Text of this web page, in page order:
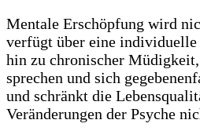
Mentale Erschöpfung wird
verfügt über eine individuelle
hin zu chronischer
sprechen und sich
und schränkt die
Veränderungen der Psyche